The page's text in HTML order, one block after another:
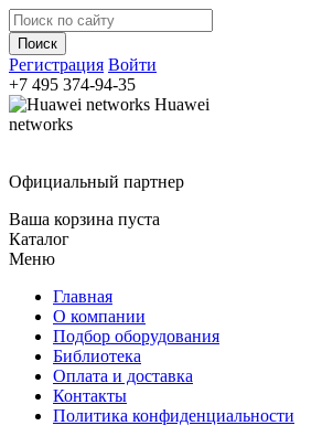
Регистрация Войти
+7 495 374-94-35
Huawei
networks
Официальный партнер
Ваша корзина пуста
Каталог
Меню
Главная
О компании
Подбор оборудования
Библиотека
Оплата и доставка
Контакты
Политика конфиденциальности